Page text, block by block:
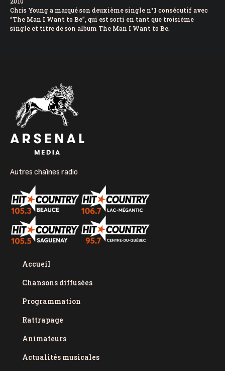
Chris Young a marqué son deuxième single n°1 consécutif avec
“The Man I Want to Be”, qui est sorti en tant que troisième
single et titre de son album The Man I Want to Be.
Autres chaînes radio
Accueil
Chansons diffusées
Programmation
Rattrapage
Animateurs
Actualités musicales